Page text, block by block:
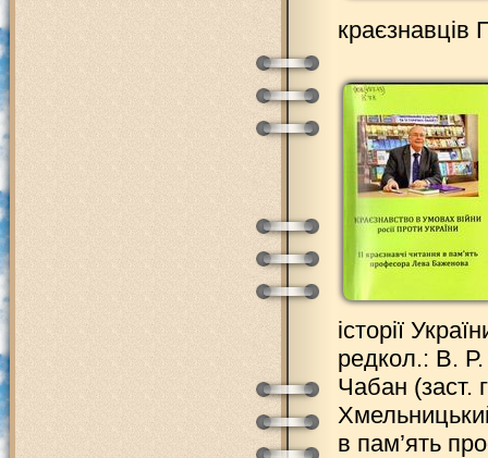
краєзнавців
історії
редкол.: В.
Чабан (заст.
в пам’ять